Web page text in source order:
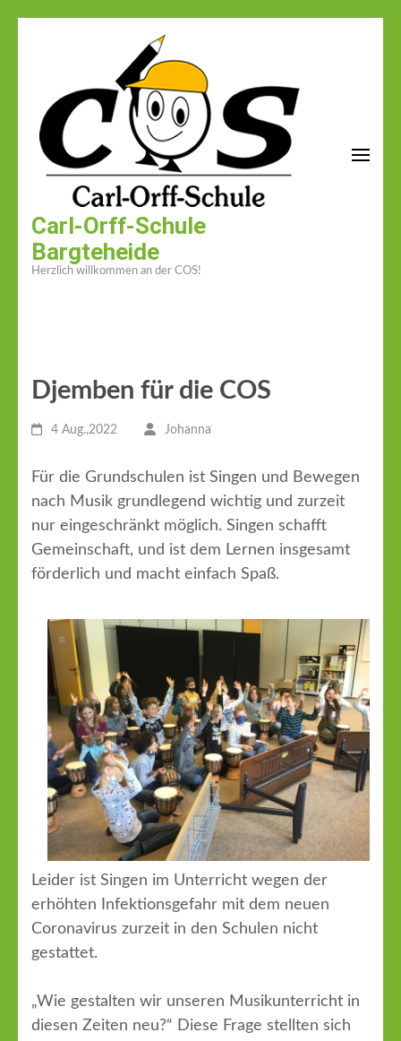
(Enter
drücken)
Carl-Orff-Schule
Bargteheide
Herzlich willkommen an der COS!
Djemben für die COS
4 Aug.,2022 Johanna
Für die Grundschulen ist Singen und Bewegen
nach Musik grundlegend wichtig und zurzeit
nur eingeschränkt möglich. Singen schafft
Gemeinschaft, und ist dem Lernen insgesamt
förderlich und macht einfach Spaß.
Leider ist Singen im Unterricht wegen der
erhöhten Infektionsgefahr mit dem neuen
Coronavirus zurzeit in den Schulen nicht
gestattet.
„Wie gestalten wir unseren Musikunterricht in
diesen Zeiten neu?“ Diese Frage stellten sich